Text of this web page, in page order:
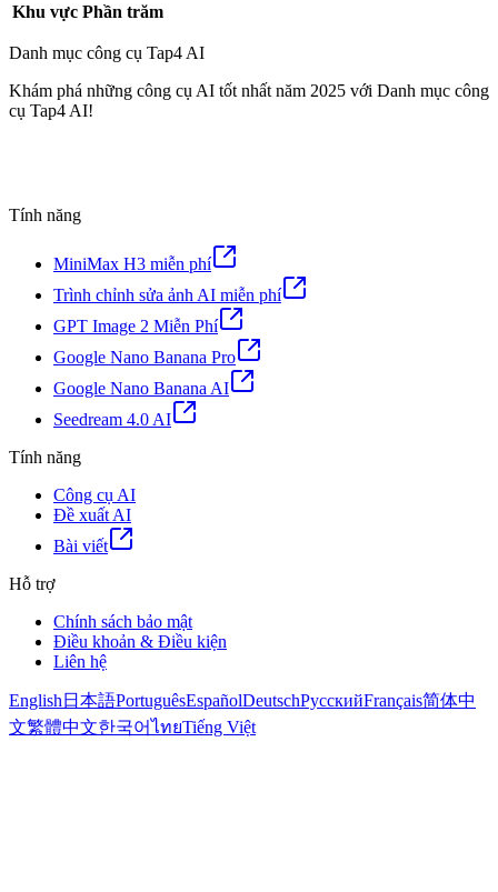
Khu vực Phần trăm
Danh mục công cụ Tap4 AI
Khám phá những công cụ AI tốt nhất năm 2025 với Danh mục công
cụ Tap4 AI!
Tính năng
MiniMax H3 miễn phí
Trình chỉnh sửa ảnh AI miễn phí
GPT Image 2 Miễn Phí
Google Nano Banana Pro
Google Nano Banana AI
Seedream 4.0 AI
Tính năng
Công cụ AI
Đề xuất AI
Bài viết
Hỗ trợ
Chính sách bảo mật
Điều khoản & Điều kiện
Liên hệ
English 日本語PortuguêsEspañolDeutschРусскийFrançais简体中
文繁體中文한국어ไทยTiếng Việt